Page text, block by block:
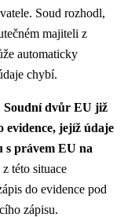
Soud rozhodl,
majiteli z
automaticky
chybí.
Soudní dvůr EU již
evidence, jejíž údaje
s právem EU na
této situace
do evidence pod
zápisu.